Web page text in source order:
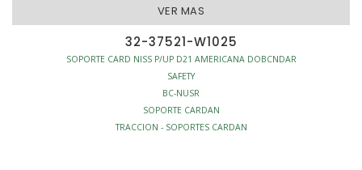
VER MAS
32-37521-W1025
SOPORTE CARD NISS P/UP D21 AMERICANA DOBCNDAR
SAFETY
BC-NUSR
SOPORTE CARDAN
TRACCION - SOPORTES CARDAN